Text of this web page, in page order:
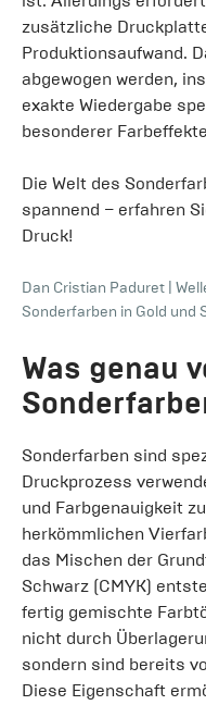
zusätzliche
Produktionsaufwand.
abgewogen werden,
exakte Wiedergabe
besonderer
Die Welt des
spannend – erfahren
Druck!
Dan Cristian Paduret
Sonderfarben in Gold und
Was genau
Sonderfarben sind
Druckprozess
und Farbgenauigkeit
herkömmlichen
das Mischen der
Schwarz (CMYK)
fertig gemischte
nicht durch
sondern sind bereits
Diese Eigenschaft